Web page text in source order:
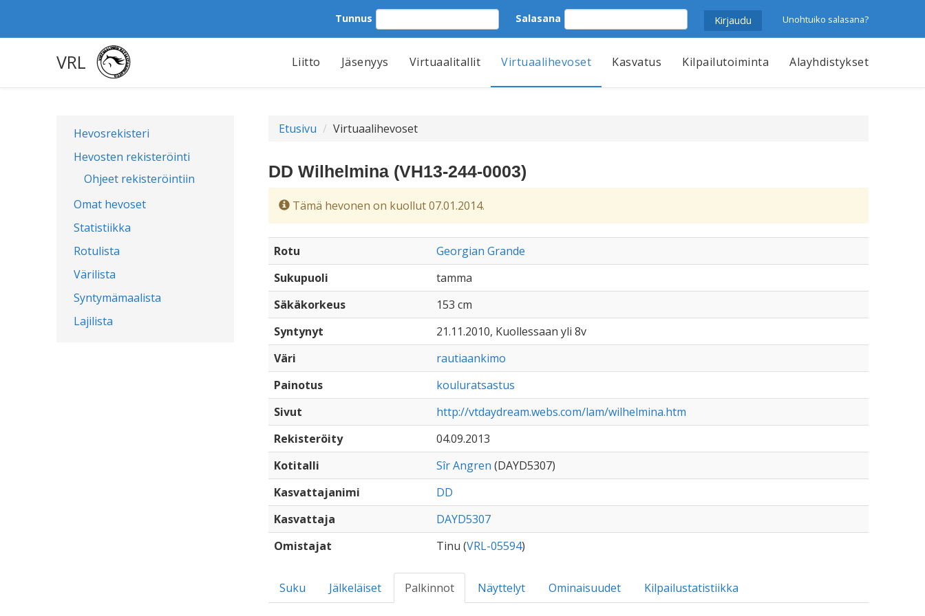
Tunnus Salasana Unohtuiko salasana?
VRL Liitto Jäsenyys Virtuaalitallit Virtuaalihevoset Kasvatus Kilpailutoiminta Alayhdistykset
Hevosrekisteri
Hevosten rekisteröinti
Ohjeet rekisteröintiin
Omat hevoset
Statistiikka
Rotulista
Värilista
Syntymämaalista
Lajilista
Etusivu Virtuaalihevoset
DD Wilhelmina (VH13-244-0003)
Tämä hevonen on kuollut 07.01.2014.
Rotu
Georgian Grande
Sukupuoli
tamma
Säkäkorkeus
153 cm
Syntynyt
21.11.2010, Kuollessaan yli 8v
Väri
rautiaankimo
Painotus
kouluratsastus
Sivut
http://vtdaydream.webs.com/lam/wilhelmina.htm
Rekisteröity
04.09.2013
Kotitalli
Sîr Angren (DAYD5307)
Kasvattajanimi
DD
Kasvattaja
DAYD5307
Omistajat
Tinu (VRL-05594)
Suku Jälkeläiset Palkinnot Näyttelyt Ominaisuudet Kilpailustatistiikka